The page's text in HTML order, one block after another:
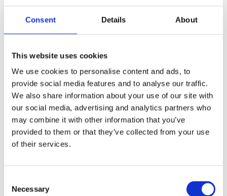
Consent Details About
This website uses cookies
We use cookies to personalise content and ads, to
provide social media features and to analyse our traffic.
We also share information about your use of our site with
our social media, advertising and analytics partners who
may combine it with other information that you’ve
provided to them or that they’ve collected from your use
of their services.
Selection
Necessary